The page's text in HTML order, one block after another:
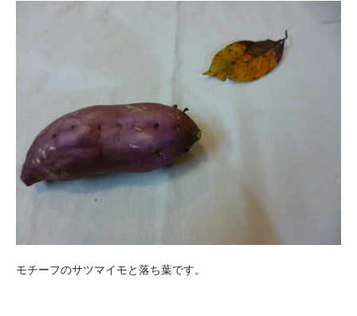
モチーフのサツマイモと落ち葉です。